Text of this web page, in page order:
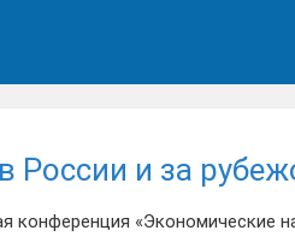
России и за
конференция «Экономические